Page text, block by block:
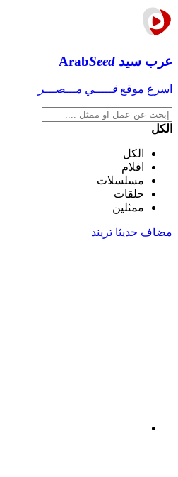
عرب سيد ArabSeed
اسرع موقع فـــــي مـــصـــر
الكل
الكل
افلام
مسلسلات
حلقات
ممثلين
مضاف حديثا تريند